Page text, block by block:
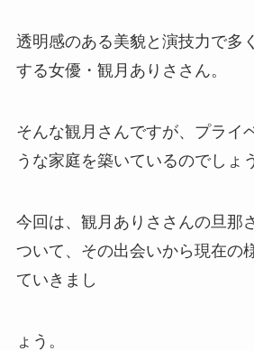
透明感のある美貌と演技力で多
する女優・観月ありささん。
そんな観月さんですが、プライ
うな家庭を築いているのでしょ
今回は、観月ありささんの旦那
ついて、その出会いから現在の
ていきまし
ょう。